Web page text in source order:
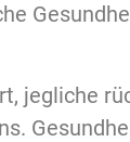
jegliche